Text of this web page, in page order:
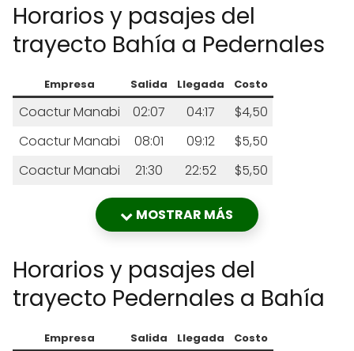
Horarios y pasajes del
trayecto Bahía a Pedernales
Empresa Salida Llegada Costo
Coactur Manabi 02:07 04:17
$4,50
Coactur Manabi
08:01 09:12
$5,50
Coactur Manabi
21:30 22:52 $5,50
MOSTRAR MÁS
Horarios y pasajes del
trayecto Pedernales a Bahía
Empresa Salida Llegada Costo